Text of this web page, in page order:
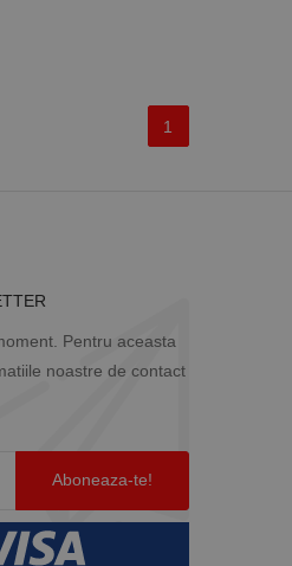
1
Pentru aceasta
noastre de contact